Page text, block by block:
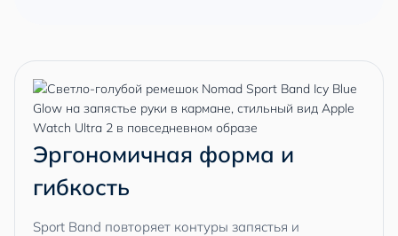
Эргономичная форма и
гибкость
Sport Band повторяет контуры запястья и